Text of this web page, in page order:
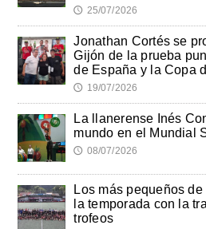
🕔 25/07/2026
Jonathan Cortés se
Gijón de la prueba
de España y la Copa
🕔 19/07/2026
La llanerense Inés
mundo en el Mundial
🕔 08/07/2026
Los más pequeños
la temporada con la
trofeos